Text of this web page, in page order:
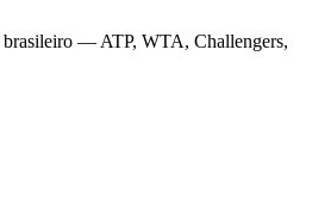
brasileiro — ATP, WTA, Challengers,